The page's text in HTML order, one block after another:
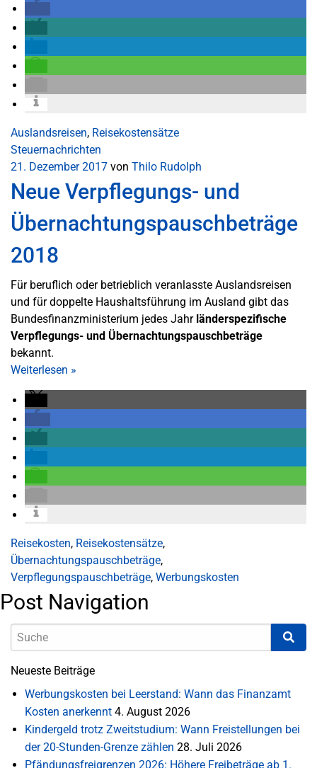
Auslandsreisen, Reisekostensätze
Steuernachrichten
21. Dezember 2017 von Thilo Rudolph
Neue Verpflegungs- und
Übernachtungspauschbeträge
2018
Für beruflich oder betrieblich veranlasste Auslandsreisen
und für doppelte Haushaltsführung im Ausland gibt das
Bundesfinanzministerium jedes Jahrländerspezifische
Verpflegungs- und Übernachtungspauschbeträge
bekannt.
Weiterlesen »
Reisekosten, Reisekostensätze,
Übernachtungspauschbeträge,
Verpflegungspauschbeträge, Werbungskosten
Post Navigation
Neueste Beiträge
Werbungskosten bei Leerstand: Wann das Finanzamt
Kosten anerkennt 4. August 2026
Kindergeld trotz Zweitstudium: Wann Freistellungen bei
der 20-Stunden-Grenze zählen 28. Juli 2026
Pfändungsfreigrenzen 2026: Höhere Freibeträge ab 1.